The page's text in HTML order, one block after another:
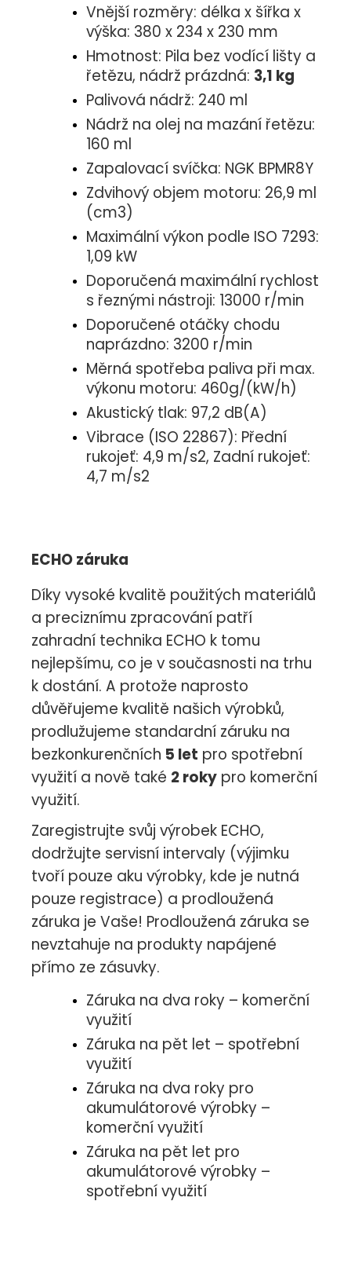
Vnější rozměry: délka x šířka x
výška: 380 x 234 x 230 mm
Hmotnost: Pila bez vodící lišty a
řetězu, nádrž prázdná: 3,1 kg
Palivová nádrž: 240 ml
Nádrž na olej na mazání řetězu:
160 ml
Zapalovací svíčka: NGK BPMR8Y
Zdvihový objem motoru: 26,9 ml
(cm3)
Maximální výkon podle ISO 7293:
1,09 kW
Doporučená maximální rychlost
s řeznými nástroji: 13000 r/min
Doporučené otáčky chodu
naprázdno: 3200 r/min
Měrná spotřeba paliva při max.
výkonu motoru: 460g/(kW/h)
Akustický tlak: 97,2 dB(A)
Vibrace (ISO 22867): Přední
rukojeť: 4,9 m/s2, Zadní rukojeť:
4,7 m/s2
ECHO záruka
Díky vysoké kvalitě použitých materiálů
a preciznímu zpracování patří
zahradní technika ECHO k tomu
nejlepšímu, co je v současnosti na trhu
k dostání. A protože naprosto
důvěřujeme kvalitě našich výrobků,
prodlužujeme standardní záruku na
bezkonkurenčních 5 let pro spotřební
využití a nově také 2 roky pro komerční
využití.
Zaregistrujte svůj výrobek ECHO,
dodržujte servisní intervaly (výjimku
tvoří pouze aku výrobky, kde je nutná
pouze registrace) a prodloužená
záruka je Vaše! Prodloužená záruka se
nevztahuje na produkty napájené
přímo ze zásuvky.
Záruka na dva roky – komerční
využití
Záruka na pět let – spotřební
využití
Záruka na dva roky pro
akumulátorové výrobky –
komerční využití
Záruka na pět let pro
akumulátorové výrobky –
spotřební využití